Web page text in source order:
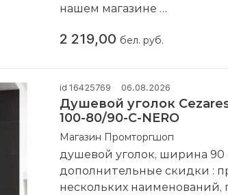
нашем магазине
2 219,00 бел. руб.
id 16425769 06.08.2026
Душевой уголок Cezares
100-80/90-C-NERO
Магазин Промторгшоп
душевой уголок, ширина
дополнительные скидки :
нескольких наименований,